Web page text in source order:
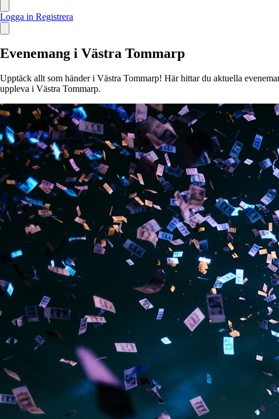
Logga in Registrera
Evenemang i Västra Tommarp
Upptäck allt som händer i Västra Tommarp! Här hittar du aktuella
uppleva i Västra Tommarp.